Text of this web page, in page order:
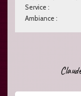
Service :
Ambiance :